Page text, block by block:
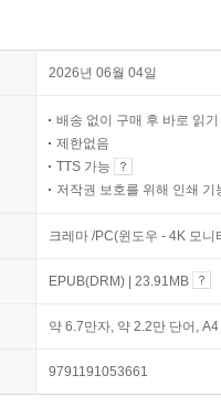
2026년 06월 04일
배송 없이 구매 후 바로 읽기
제한없음
TTS 가능
저작권 보호를 위해 인쇄 기
크레마 /PC(윈도우 - 4K 모
EPUB(DRM) | 23.91MB
약 6.7만자, 약 2.2만 단어,
9791191053661